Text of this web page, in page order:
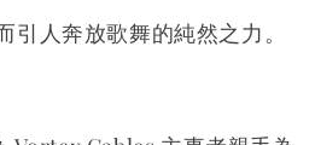
引人奔放歌舞的純然之力。